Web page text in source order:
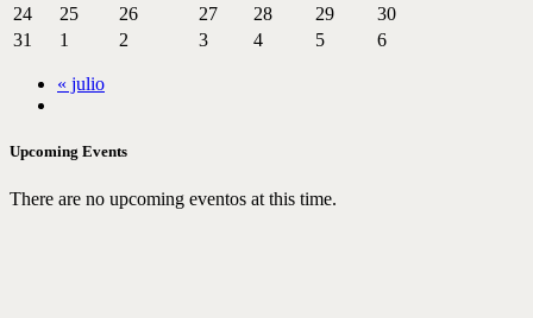
24
25 26 27 28 29
30
31
1 2 3 4 5 6
« julio
Upcoming Events
There are no upcoming eventos at this time.